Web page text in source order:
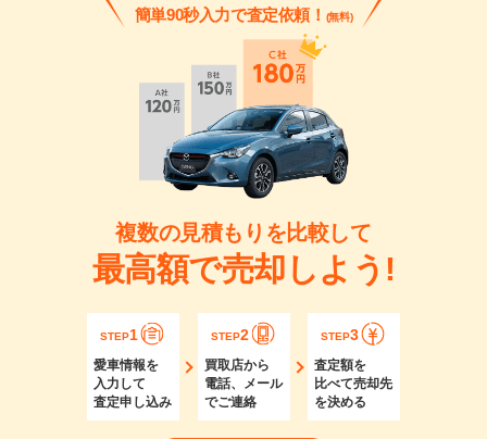
簡単90秒入力で査定依頼！ (無料)
複数の見積もりを比較して
最高額で売却しよう!
STEP1
愛車情報を
入力して
査定申し込み
STEP2
買取店から
電話、メール
でご連絡
STEP3
査定額を
比べて売却先
を決める